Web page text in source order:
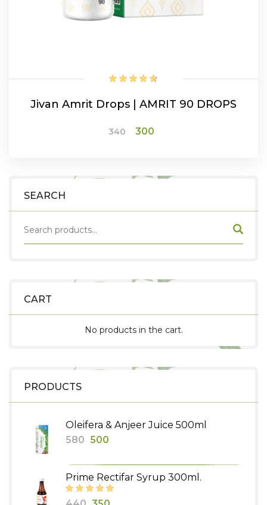
SEARCH
CART
No products in the cart.
PRODUCTS
Oleifera & Anjeer Juice 500ml
580 Original
was:
₹580.
500
is:
₹500.
Prime Rectifar Syrup 300ml.
Jivan Amrit Drops | AMRIT 90 DROPS
340
Original
300